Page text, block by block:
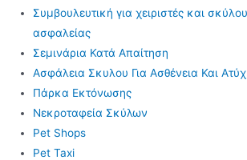
Συμβουλευτική για χειριστές και
ασφαλείας
Σεμινάρια Κατά Απαίτηση
Ασφάλεια Σκυλου Για Ασθένεια Και
Πάρκα Εκτόνωσης
Νεκροταφεία Σκύλων
Pet Shops
Pet Taxi